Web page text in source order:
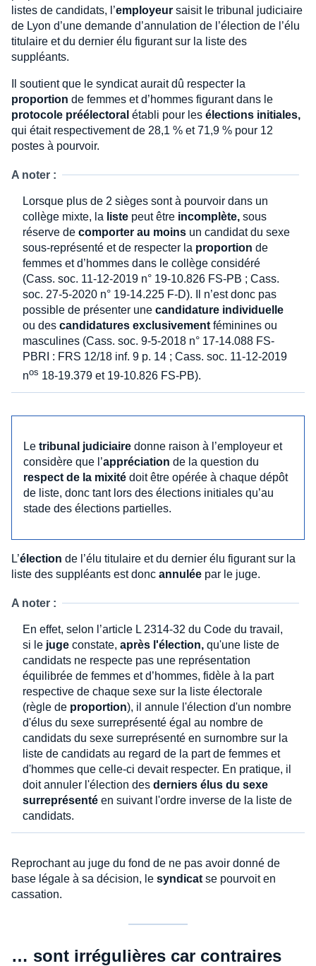
listes de candidats, l’employeur saisit le tribunal judiciaire
de Lyon d’une demande d’annulation de l’élection de l’élu
titulaire et du dernier élu figurant sur la liste des
suppléants.
Il soutient que le syndicat aurait dû respecter la
proportion de femmes et d’hommes figurant dans le
protocole préélectoral établi pour les élections initiales,
qui était respectivement de 28,1 % et 71,9 % pour 12
postes à pourvoir.
A noter :
Lorsque plus de 2 sièges sont à pourvoir dans un
collège mixte, la liste peut être incomplète, sous
réserve de comporter au moins un candidat du sexe
sous-représenté et de respecter la proportion de
femmes et d’hommes dans le collège considéré
(Cass. soc. 11-12-2019 n° 19-10.826 FS-PB ; Cass.
soc. 27-5-2020 n° 19-14.225 F-D). Il n’est donc pas
possible de présenter une candidature individuelle
ou des candidatures exclusivement féminines ou
masculines (Cass. soc. 9-5-2018 n° 17-14.088 FS-
PBRI : FRS 12/18 inf. 9 p. 14 ; Cass. soc. 11-12-2019
nos 18-19.379 et 19-10.826 FS-PB).
Le tribunal judiciaire donne raison à l’employeur et
considère que l’appréciation de la question du
respect de la mixité doit être opérée à chaque dépôt
de liste, donc tant lors des élections initiales qu’au
stade des élections partielles.
L’élection de l’élu titulaire et du dernier élu figurant sur la
liste des suppléants est donc annulée par le juge.
A noter :
En effet, selon l’article L 2314-32 du Code du travail,
si le juge constate, après l'élection, qu'une liste de
candidats ne respecte pas une représentation
équilibrée de femmes et d’hommes, fidèle à la part
respective de chaque sexe sur la liste électorale
(règle de proportion), il annule l'élection d'un nombre
d'élus du sexe surreprésenté égal au nombre de
candidats du sexe surreprésenté en surnombre sur la
liste de candidats au regard de la part de femmes et
d'hommes que celle-ci devait respecter. En pratique, il
doit annuler l'élection des derniers élus du sexe
surreprésenté en suivant l'ordre inverse de la liste de
candidats.
Reprochant au juge du fond de ne pas avoir donné de
base légale à sa décision, le syndicat se pourvoit en
cassation.
… sont irrégulières car contraires